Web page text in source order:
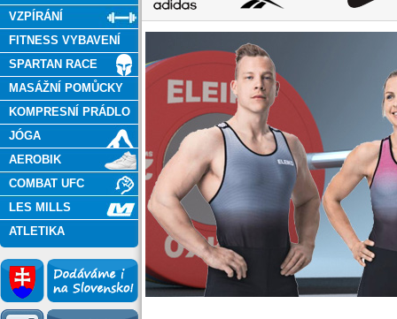
VZPÍRÁNÍ
FITNESS VYBAVENÍ
SPARTAN RACE
MASÁŽNÍ POMŮCKY
KOMPRESNÍ PRÁDLO
JÓGA
AEROBIK
COMBAT UFC
LES MILLS
ATLETIKA